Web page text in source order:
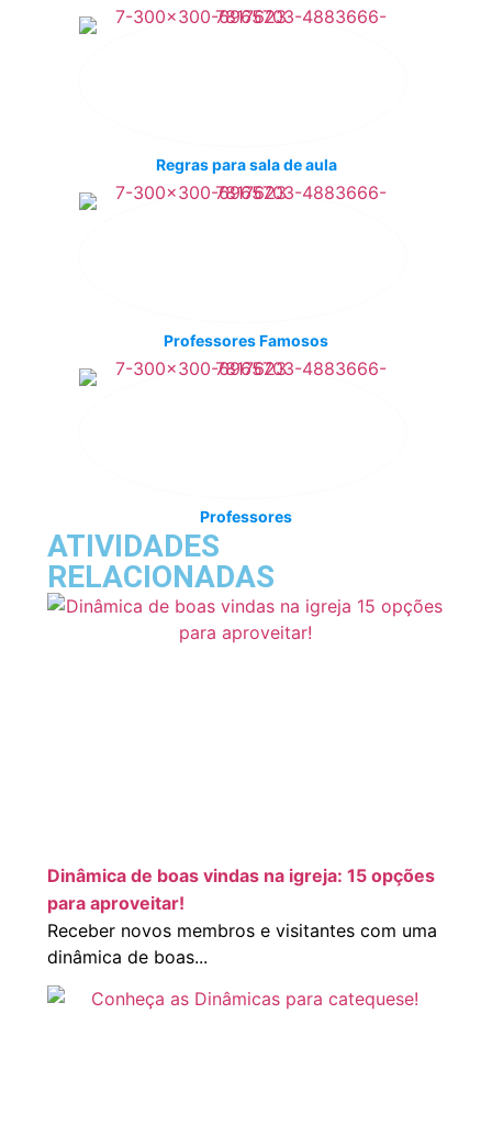
Regras para sala de aula
Professores Famosos
Professores
ATIVIDADES
RELACIONADAS
Dinâmica de boas vindas na igreja: 15 opções
para aproveitar!
Receber novos membros e visitantes com uma
dinâmica de boas...